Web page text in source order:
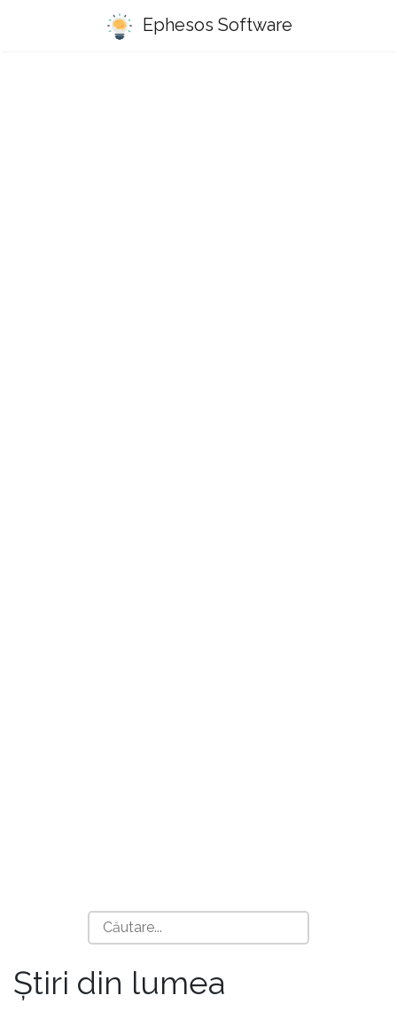
Ephesos Software
Știri din lumea